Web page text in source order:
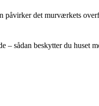
påvirker det murværkets
– sådan beskytter du huset